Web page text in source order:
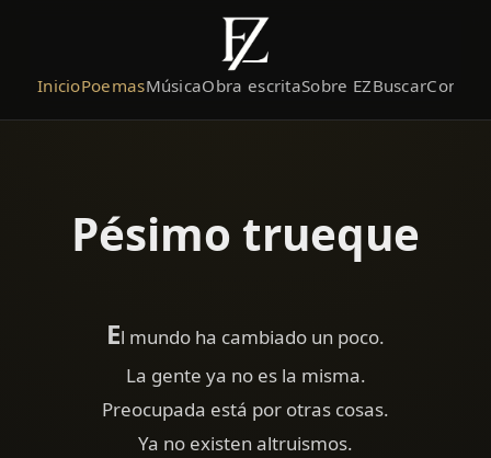
InicioPoemasMúsicaObra escritaSobre EZBuscar
Pésimo trueque
El mundo ha cambiado un poco.
La gente ya no es la misma.
Preocupada está por otras cosas.
Ya no existen altruismos.